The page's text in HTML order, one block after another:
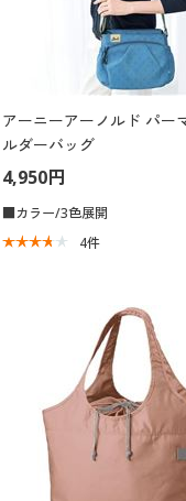
アーニーアーノルド パー
ルダーバッグ
4,950円
■カラー/3色展開
4件